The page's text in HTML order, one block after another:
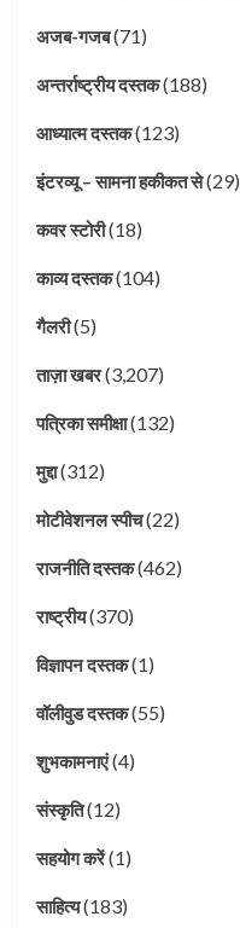
अजब-गजब(71)
अन्तर्राष्ट्रीय दस्तक(188)
आध्यात्म दस्तक(123)
इंटरव्यू – सामना हकीकत से(29)
कवर स्टोरी(18)
काव्य दस्तक(104)
गैलरी(5)
ताज़ा खबर(3,207)
पत्रिका समीक्षा(132)
मुद्दा(312)
मोटीवेशनल स्पीच(22)
राजनीति दस्तक(462)
राष्ट्रीय(370)
विज्ञापन दस्तक(1)
वॉलीवुड दस्तक(55)
शुभकामनाएं(4)
संस्कृति(12)
सहयोग करें(1)
साहित्य(183)